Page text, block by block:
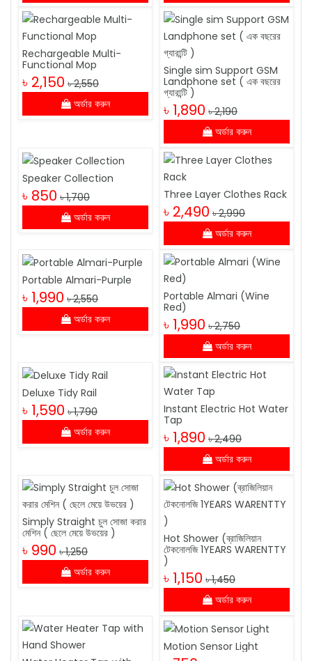
Rechargeable Multi-
Functional Mop
৳ 2,150 ৳ 2,550
অর্ডার করুন
Single sim Support GSM
Landphone set ( এক বছরের
গ্যারান্টি )
৳ 1,890 ৳ 2,190
অর্ডার করুন
Speaker Collection
৳ 850 ৳ 1,700
অর্ডার করুন
Three Layer Clothes Rack
৳ 2,490 ৳ 2,990
অর্ডার করুন
Portable Almari-Purple
৳ 1,990 ৳ 2,550
অর্ডার করুন
Portable Almari (Wine
Red)
৳ 1,990 ৳ 2,750
অর্ডার করুন
Deluxe Tidy Rail
৳ 1,590 ৳ 1,790
অর্ডার করুন
Instant Electric Hot Water
Tap
৳ 1,890 ৳ 2,490
অর্ডার করুন
Simply Straight চুল সোজা করার
মেশিন ( ছেলে মেয়ে উভয়ের )
৳ 990 ৳ 1,250
অর্ডার করুন
Hot Shower (ব্রাজিলিয়ান
টেকনোলজি 1YEARS WARENTTY
)
৳ 1,150 ৳ 1,450
অর্ডার করুন
Motion Sensor Light